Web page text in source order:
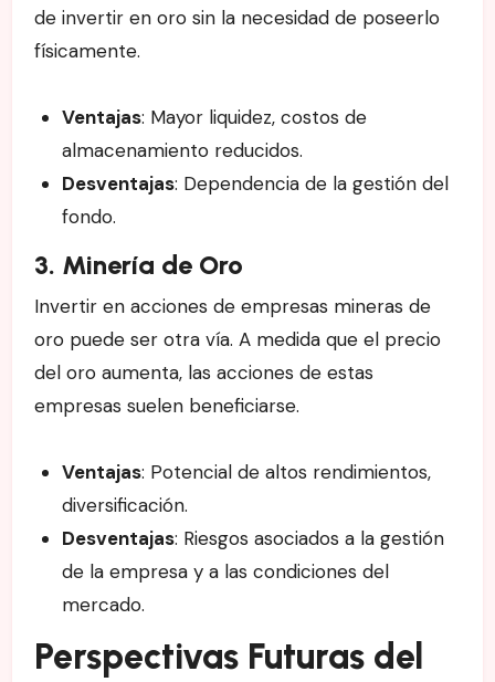
de invertir en oro sin la necesidad de poseerlo
físicamente.
Ventajas: Mayor liquidez, costos de
almacenamiento reducidos.
Desventajas: Dependencia de la gestión del
fondo.
3. Minería de Oro
Invertir en acciones de empresas mineras de
oro puede ser otra vía. A medida que el precio
del oro aumenta, las acciones de estas
empresas suelen beneficiarse.
Ventajas: Potencial de altos rendimientos,
diversificación.
Desventajas: Riesgos asociados a la gestión
de la empresa y a las condiciones del
mercado.
Perspectivas Futuras del